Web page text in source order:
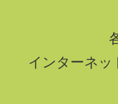
インターネッ